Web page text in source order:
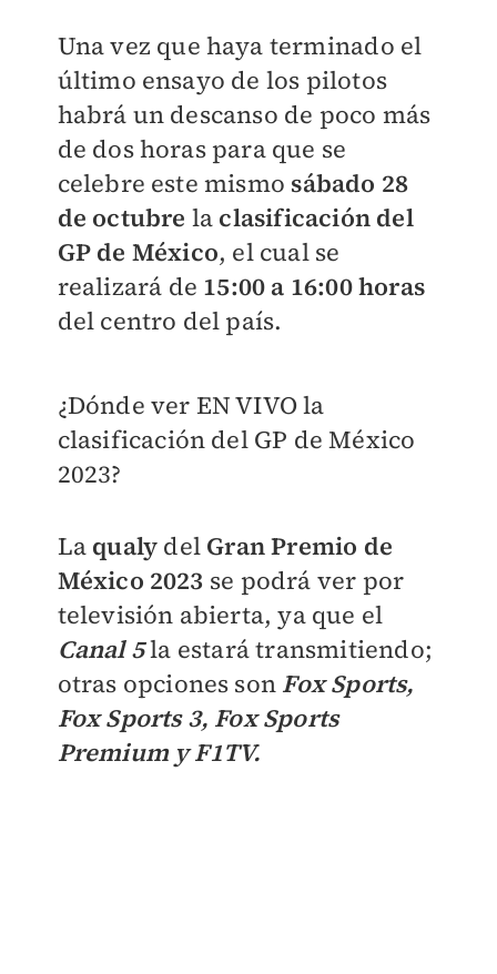
Una vez que haya terminado el
último ensayo de los pilotos
habrá un descanso de poco más
de dos horas para que se
celebre este mismo sábado 28
de octubre la clasificación del
GP de México, el cual se
realizará de 15:00 a 16:00 horas
del centro del país.
¿Dónde ver EN VIVO la
clasificación del GP de México
2023?
La qualy del Gran Premio de
México 2023 se podrá ver por
televisión abierta, ya que el
Canal 5la estará transmitiendo;
otras opciones son Fox Sports,
Fox Sports 3, Fox Sports
Premium y F1TV.